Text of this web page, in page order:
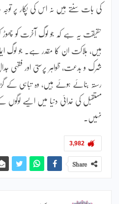
کی بات سنتے ہیں نہ اس کی پکار پر توجہ
حقیقت یہ ہے کہ جو لوگ آخرت کو چھوڑ کر
ہیں، ہلاکت ان کا مقدر ہے۔ جو لوگ
شرک و بدعت، ظواہر پرستی اور فقہی جدال
رستہ بنائے ہوئے ہیں، وہ تباہی
مستقبل کی خدائی دنیا میں ایسے لوگوں
نہیں۔
3,982
Share